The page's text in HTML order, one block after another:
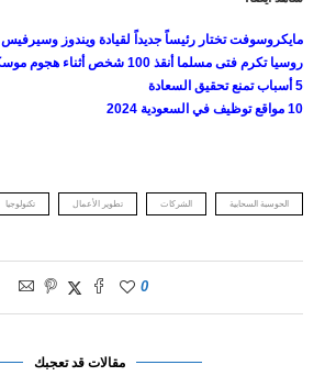
مايكروسوفت تختار رئيساً جديداً لقيادة ويندوز وسيرفيس
روسيا تكرم فتى مسلما أنقذ 100 شخص أثناء هجوم موسكو
5 أسباب تمنع تحقيق السعادة
10 مواقع توظيف في السعودية 2024
الحوسبة السحابية الشركات تطوير الأعمال تكنولوجيا
0
مقالات قد تعجبك